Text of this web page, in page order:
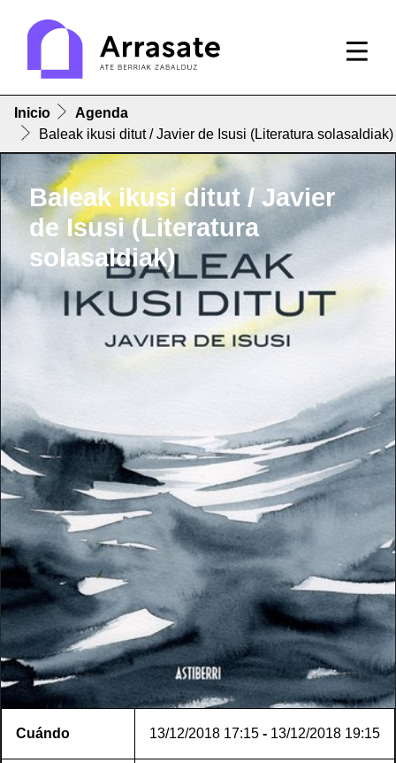
Inicio
Agenda
Baleak ikusi ditut / Javier de Isusi (Literatura solasaldiak)
Baleak ikusi ditut / Javier
de Isusi (Literatura
solasaldiak)
Cuándo 13/12/2018 17:15 - 13/12/2018 19:15